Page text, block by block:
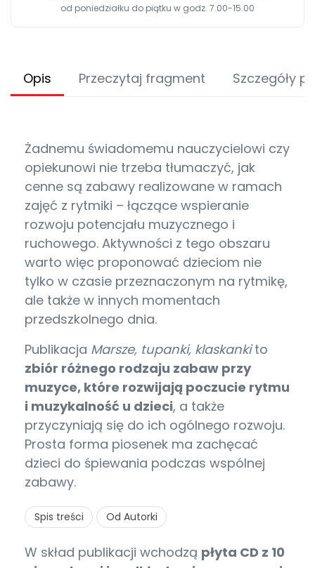
od poniedziałku do piątku w godz. 7.00-15.00
Opis Przeczytaj fragment Szczegóły
Żadnemu świadomemu nauczycielowi czy
opiekunowi nie trzeba tłumaczyć, jak
cenne są zabawy realizowane w ramach
zajęć z rytmiki – łączące wspieranie
rozwoju potencjału muzycznego i
ruchowego. Aktywności z tego obszaru
warto więc proponować dzieciom nie
tylko w czasie przeznaczonym na rytmikę,
ale także w innych momentach
przedszkolnego dnia.
Publikacja Marsze, tupanki, klaskankito
zbiór różnego rodzaju zabaw przy
muzyce, które rozwijają poczucie rytmu
i muzykalność u dzieci, a także
przyczyniają się do ich ogólnego rozwoju.
Prosta forma piosenek ma zachęcać
dzieci do śpiewania podczas wspólnej
zabawy.
Spis treści Od Autorki
W skład publikacji wchodzą płyta CD z 10